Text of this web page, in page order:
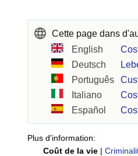
Cette page dans
English
Deutsch
Português
Italiano
Español
Plus d'information:
Coût de la vie |